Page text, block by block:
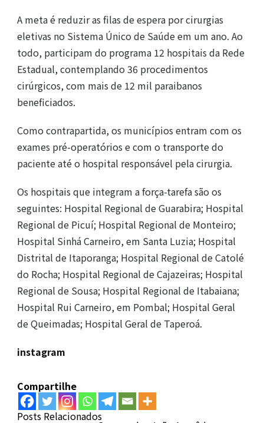
A meta é reduzir as filas de espera por cirurgias
eletivas no Sistema Único de Saúde em um ano. Ao
todo, participam do programa 12 hospitais da Rede
Estadual, contemplando 36 procedimentos
cirúrgicos, com mais de 12 mil paraibanos
beneficiados.
Como contrapartida, os municípios entram com os
exames pré-operatórios e com o transporte do
paciente até o hospital responsável pela cirurgia.
Os hospitais que integram a força-tarefa são os
seguintes: Hospital Regional de Guarabira; Hospital
Regional de Picuí; Hospital Regional de Monteiro;
Hospital Sinhá Carneiro, em Santa Luzia; Hospital
Distrital de Itaporanga; Hospital Regional de Catolé
do Rocha; Hospital Regional de Cajazeiras; Hospital
Regional de Sousa; Hospital Regional de Itabaiana;
Hospital Rui Carneiro, em Pombal; Hospital Geral
de Queimadas; Hospital Geral de Taperoá.
instagram
Compartilhe
Posts Relacionados